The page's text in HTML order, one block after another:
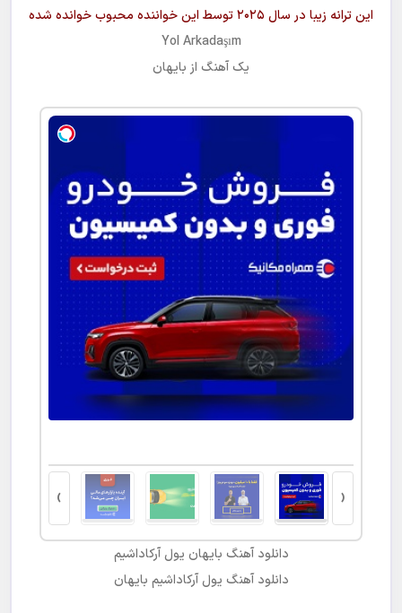
این ترانه زیبا در سال ۲۰۲۵ توسط این خواننده محبوب خوانده شده
Yol Arkadaşım
یک آهنگ از بایهان
‹
›
دانلود آهنگ بایهان یول آرکاداشیم
دانلود آهنگ یول آرکاداشیم بایهان